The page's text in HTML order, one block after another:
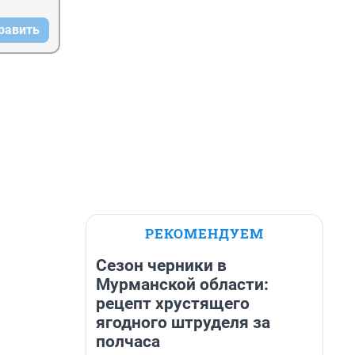
РЕКОМЕНДУЕМ
Сезон черники в
Мурманской области:
рецепт хрустящего
ягодного штруделя за
полчаса